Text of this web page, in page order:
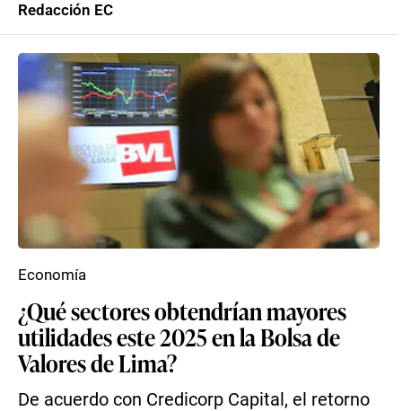
Redacción EC
¿Qué sectores obtendrían mayores
utilidades este 2025 en la Bolsa de
Valores de Lima?
De acuerdo con Credicorp Capital, el retorno
Economía